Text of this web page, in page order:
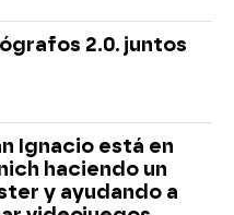
2.0. juntos
Ignacio está en
haciendo un
y ayudando a